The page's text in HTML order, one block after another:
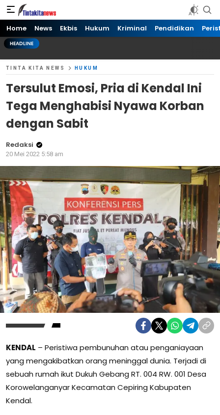
Tinta kita News
Informasi Terkini
Home News Ekbis Hukum Kriminal Pendidikan
HEADLINE
TINTA KITA NEWS HUKUM
Tersulut Emosi, Pria di Kendal Ini
Tega Menghabisi Nyawa Korban
dengan Sabit
Redaksi
20 Mei 2022 5:58 am
KENDAL – Peristiwa pembunuhan atau penganiayaan
yang mengakibatkan orang meninggal dunia. Terjadi di
sebuah rumah ikut Dukuh Gebang RT. 004 RW. 001 Desa
Korowelanganyar Kecamatan Cepiring Kabupaten
Kendal.